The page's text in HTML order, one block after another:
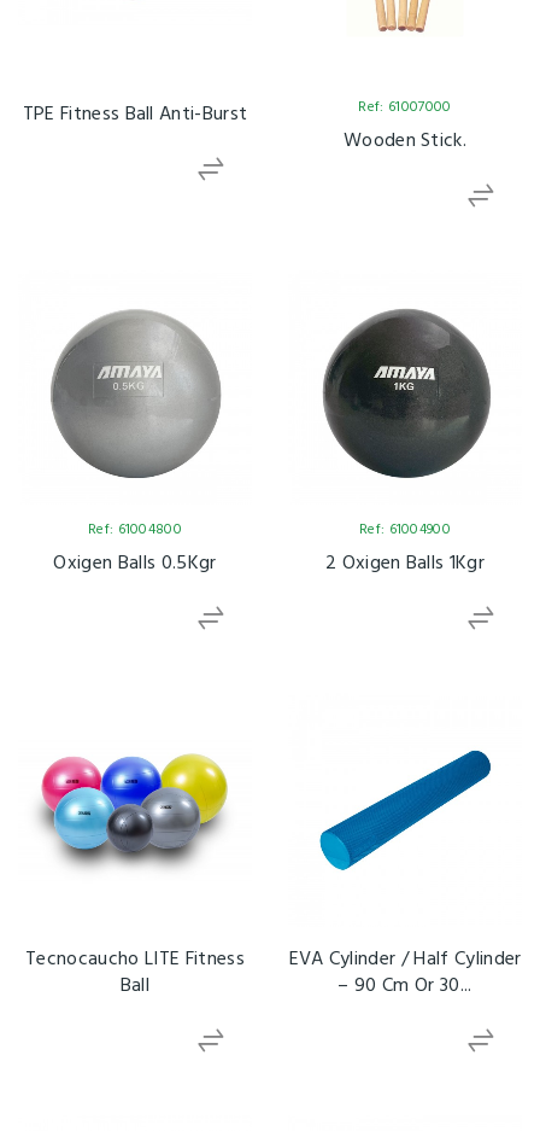
TPE Fitness Ball Anti-Burst Ref: 61007000
Wooden Stick.
Ref: 61004800
Oxigen Balls 0.5Kgr
Ref: 61004900
2 Oxigen Balls 1Kgr
Tecnocaucho LITE Fitness
Ball
EVA Cylinder / Half Cylinder
– 90 Cm Or 30...